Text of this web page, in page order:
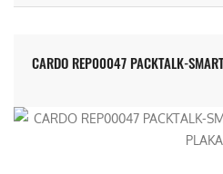
CARDO REP00047 PACKTALK-